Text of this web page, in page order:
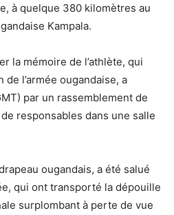
à quelque 380 kilomètres au
Kampala.
la mémoire de l’athlète, qui
l’armée ougandaise, a
par un rassemblement de
responsables dans une salle
ougandais, a été salué
qui ont transporté la dépouille
surplombant à perte de vue